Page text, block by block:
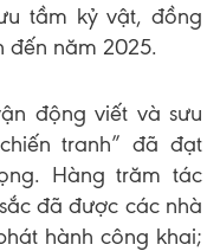
tầm kỷ vật, đồng
đến năm 2025.
động viết và sưu
tranh” đã đạt
Hàng trăm tác
đã được các nhà
hành công khai;